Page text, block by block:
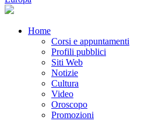
Home
Corsi e appuntamenti
Profili pubblici
Siti Web
Notizie
Cultura
Video
Oroscopo
Promozioni